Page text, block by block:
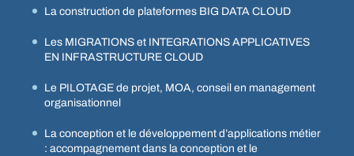
La construction de plateformes BIG DATA CLOUD
Les MIGRATIONS et INTEGRATIONS APPLICATIVES
EN INFRASTRUCTURE CLOUD
Le PILOTAGE de projet, MOA, conseil en management
organisationnel
La conception et le développement d’applications métier
: accompagnement dans la conception et le